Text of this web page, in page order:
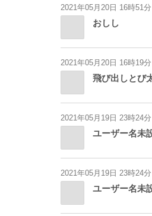
2021年05月20日 16時51分
おしし
2021年05月20日 16時19分
飛び出しとび
2021年05月19日 23時24分
ユーザー名未
2021年05月19日 23時24分
ユーザー名未